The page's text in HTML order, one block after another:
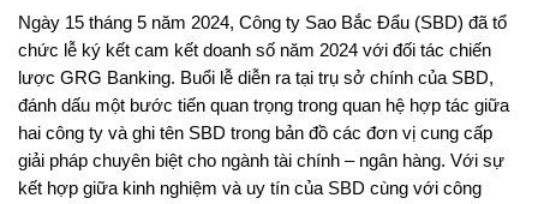
Ngày 15 tháng 5 năm 2024, Công ty Sao Bắc Đẩu (SBD) đã tổ
chức lễ ký kết cam kết doanh số năm 2024 với đối tác chiến
lược GRG Banking. Buổi lễ diễn ra tại trụ sở chính của SBD,
đánh dấu một bước tiến quan trọng trong quan hệ hợp tác giữa
hai công ty và ghi tên SBD trong bản đồ các đơn vị cung cấp
giải pháp chuyên biệt cho ngành tài chính – ngân hàng. Với sự
kết hợp giữa kinh nghiệm và uy tín của SBD cùng với công